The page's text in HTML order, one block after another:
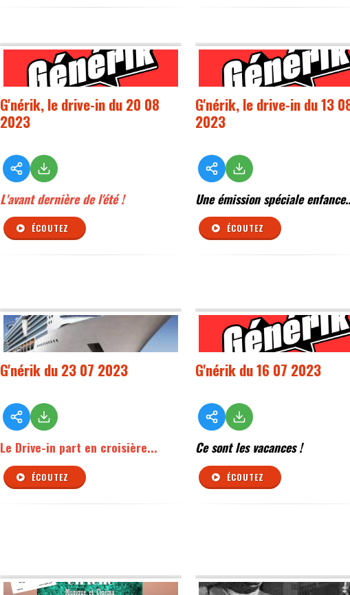
G'nérik, le drive-in du 20 08
2023
L'avant dernière de l'été !
ÉCOUTEZ
G'nérik, le drive-in du 13
2023
Une émission spéciale
ÉCOUTEZ
G'nérik du 23 07 2023
Le Drive-in part en croisière...
ÉCOUTEZ
G'nérik du 16 07 2023
Ce sont les vacances !
ÉCOUTEZ